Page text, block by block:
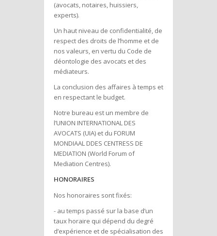
(avocats, notaires, huissiers,
experts).
Un haut niveau de confidentialité, de
respect des droits de l’homme et de
nos valeurs, en vertu du Code de
déontologie des avocats et des
médiateurs.
La conclusion des affaires à temps et
en respectant le budget.
Notre bureau est un membre de
l’UNION INTERNATIONAL DES
AVOCATS (UIA) et du FORUM
MONDIAAL DDES CENTRESS DE
MEDIATION (World Forum of
Mediation Centres).
HONORAIRES
Nos honoraires sont fixés:
- au temps passé sur la base d’un
taux horaire qui dépend du degré
d’expérience et de spécialisation des